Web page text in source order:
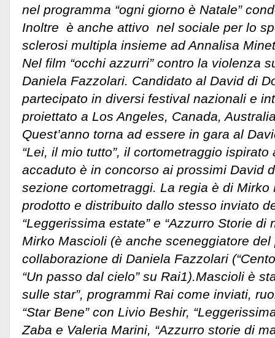
nel programma “ogni giorno è Natale”
Inoltre è anche attivo nel sociale per lo
sclerosi multipla insieme ad Annalisa
Nel film “occhi azzurri” contro la violenza
Daniela Fazzolari. Candidato al David di
partecipato in diversi festival nazionali e
proiettato a Los Angeles, Canada,
Quest’anno torna ad essere in gara al
“Lei, il mio tutto”, il cortometraggio
accaduto è in concorso ai prossimi David
sezione cortometraggi. La regia è di
prodotto e distribuito dallo stesso inviato
“Leggerissima estate” e “Azzurro Storie di
Mirko Mascioli (è anche sceneggiatore
collaborazione di Daniela Fazzolari
“Un passo dal cielo” su Rai1).Mascioli è
sulle star”, programmi Rai come inviati,
“Star Bene” con Livio Beshir,
Zaba e Valeria Marini, “Azzurro storie di